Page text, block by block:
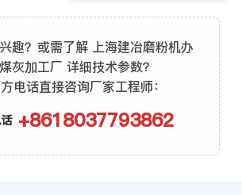
趣？或需了解 上海建冶磨粉机办
灰加工厂 详细技术参数？
电话直接咨询厂家工程师：
+8618037793862